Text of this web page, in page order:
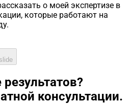
о моей экспертизе в
которые работают на
консультации.